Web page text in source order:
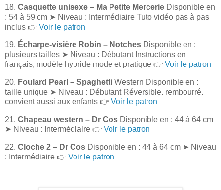
18. Casquette unisexe – Ma Petite Mercerie Disponible en
: 54 à 59 cm ➤ Niveau : Intermédiaire Tuto vidéo pas à pas
inclus 👉 Voir le patron
19. Écharpe-visière Robin – Notches Disponible en :
plusieurs tailles ➤ Niveau : Débutant Instructions en
français, modèle hybride mode et pratique 👉 Voir le patron
20. Foulard Pearl – Spaghetti Western Disponible en :
taille unique ➤ Niveau : Débutant Réversible, rembourré,
convient aussi aux enfants 👉 Voir le patron
21. Chapeau western – Dr Cos Disponible en : 44 à 64 cm
➤ Niveau : Intermédiaire 👉 Voir le patron
22. Cloche 2 – Dr Cos Disponible en : 44 à 64 cm ➤ Niveau
: Intermédiaire 👉 Voir le patron